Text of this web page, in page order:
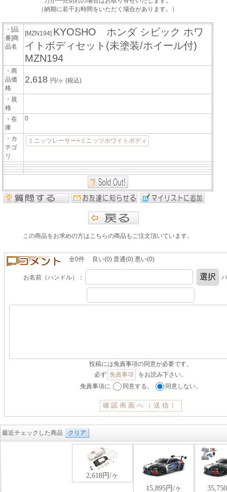
（納期に若干お時間をいただく場合があります。）
・[品
番]商
品名
[MZN194] KYOSHO ホンダ シビック ホワ
イトボディセット(未塗装/ホイール付)
MZN194
・商
品価
格
2,618 円/ヶ(税込)
・規
格
・在
庫
0
・カ
テゴ
リ
ミニッツレーサー>ミニッツホワイトボディ
この商品をお求めの方はこちらの商品もご注文頂いています。
全0件 良い(0) 普通(0) 悪い(0)
お名前（ハンドル）：
投稿には免責事項の同意が必要です。
必ず 免責事項
をお読み下さい。
免責事項に
同意する。 同意しない。
最近チェックした商品 クリア